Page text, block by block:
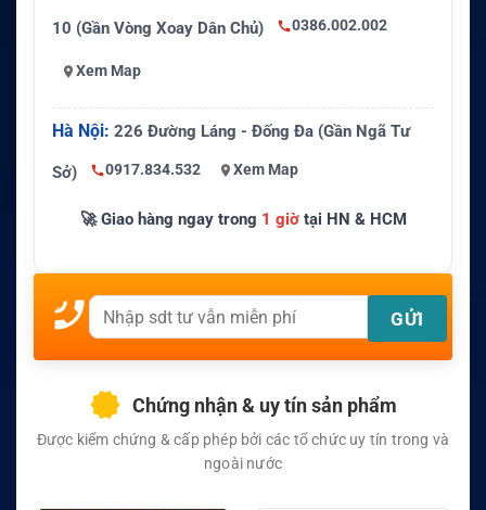
10 (Gần Vòng Xoay Dân Chủ) 0386.002.002
Xem Map
Hà Nội: 226 Đường Láng - Đống Đa (Gần Ngã Tư
Sở) 0917.834.532 Xem Map
🚀 Giao hàng ngay trong 1 giờtại HN & HCM
Chứng nhận & uy tín sản phẩm
Được kiểm chứng & cấp phép bởi các tổ chức uy tín trong và
ngoài nước